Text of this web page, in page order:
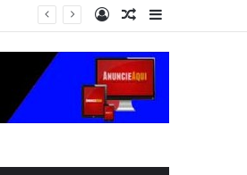
Barra
Artigo
Entrar